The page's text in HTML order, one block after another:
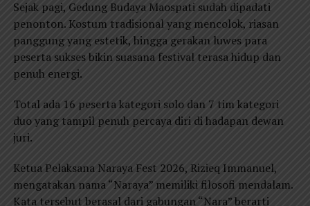
Sejak pagi, Gedung Budaya Maospati sudah dipadati
penonton. Kostum tradisional yang mencolok, riasan
panggung yang estetik, hingga gerakan luwes para
peserta sukses bikin suasana festival terasa hidup dan
penuh energi.
Total ada 16 peserta kategori solo dan 7 tim kategori
duo yang tampil penuh percaya diri di hadapan dewan
juri.
Ketua Pelaksana Naraya Fest 2026, Rizieq Immanuel,
mengatakan nama “Naraya” memiliki filosofi mendalam.
Kata tersebut berasal dari gabungan “Nara” berarti